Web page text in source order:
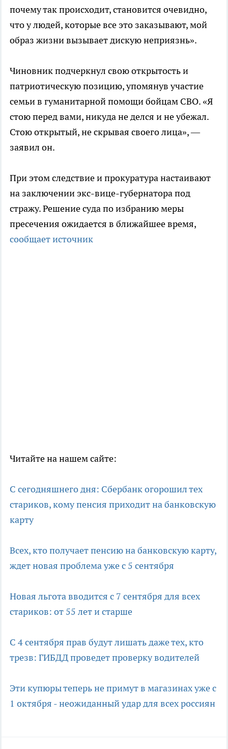
почему так происходит, становится очевидно,
что у людей, которые все это заказывают, мой
образ жизни вызывает дискую неприязнь».
Чиновник подчеркнул свою открытость и
патриотическую позицию, упомянув участие
семьи в гуманитарной помощи бойцам СВО. «Я
стою перед вами, никуда не делся и не убежал.
Стою открытый, не скрывая своего лица», —
заявил он.
При этом следствие и прокуратура настаивают
на заключении экс-вице-губернатора под
стражу. Решение суда по избранию меры
пресечения ожидается в ближайшее время,
сообщает источник
Читайте на нашем сайте:
С сегодняшнего дня: Сбербанк огорошил тех
стариков, кому пенсия приходит на банковскую
карту
Всех, кто получает пенсию на банковскую карту,
ждет новая проблема уже с 5 сентября
Новая льгота вводится с 7 сентября для всех
стариков: от 55 лет и старше
С 4 сентября прав будут лишать даже тех, кто
трезв: ГИБДД проведет проверку водителей
Эти купюры теперь не примут в магазинах уже с
1 октября - неожиданный удар для всех россиян